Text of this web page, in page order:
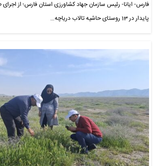
فارس- ایانا- رئیس سازمان جهاد کشاورزی استان فارس؛ از
پایدار در 13 روستای حاشیه تالاب دریاچه…